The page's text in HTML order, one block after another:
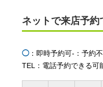
ネットで来店予約
◯：即時予約可-：予約
TEL：電話予約できる可